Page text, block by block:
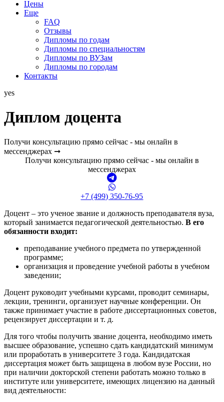
Цены
Еще
FAQ
Отзывы
Дипломы по годам
Дипломы по специальностям
Дипломы по ВУЗам
Дипломы по городам
Контакты
yes
Диплом доцента
Получи консультацию прямо сейчас - мы онлайн в
мессенджерах ➞
Получи консультацию прямо сейчас - мы онлайн в
мессенджерах
+7 (499) 350-76-95
Доцент – это ученое звание и должность преподавателя вуза,
который занимается педагогической деятельностью. В его
обязанности входит:
преподавание учебного предмета по утвержденной
программе;
организация и проведение учебной работы в учебном
заведении;
Доцент руководит учебными курсами, проводит семинары,
лекции, тренинги, организует научные конференции. Он
также принимает участие в работе диссертационных советов,
рецензирует диссертации и т. д.
Для того чтобы получить звание доцента, необходимо иметь
высшее образование, успешно сдать кандидатский минимум
или проработать в университете 3 года. Кандидатская
диссертация может быть защищена в любом вузе России, но
при наличии докторской степени работать можно только в
институте или университете, имеющих лицензию на данный
вид деятельности: